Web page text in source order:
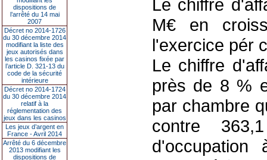
dispositions de
l’arrêté du 14 mai
2007
Décret no 2014-1726
du 30 décembre 2014
modifiant la liste des
jeux autorisés dans
les casinos fixée par
l’article D. 321-13 du
code de la sécurité
intérieure
Décret no 2014-1724
du 30 décembre 2014
relatif à la
réglementation des
jeux dans les casinos
Les jeux d’argent en
France - Avril 2014
Arrêté du 6 décembre
2013 modifiant les
dispositions de
Le chiffre
M€ en
l'exercice pér
Le chiffre
près de 8 %
par chambre
contre